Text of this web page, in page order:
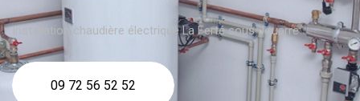
Installation chaudière électrique La Ferté sous Jouarre
09 72 56 52 52